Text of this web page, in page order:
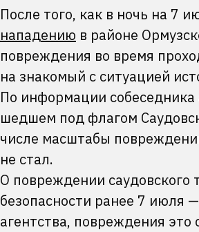
После того, как в ночь на 7
нападению в районе
повреждения во время
на знакомый с ситуацией
По информации собеседника
шедшем под флагом
числе масштабы
не стал.
О повреждении саудовского
безопасности ранее 7 июля
агентства, повреждения это